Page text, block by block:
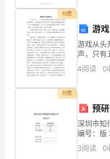
付费
游
游戏从头
声，只有
心情，原
“头”球。
4阅读 0
付费
预
深圳市知
编号：版
期：批
选文库修
3阅读 0